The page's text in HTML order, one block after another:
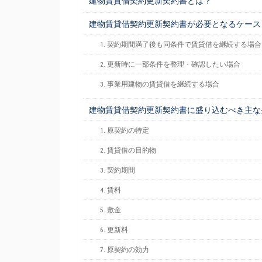
建物賃貸借契約更新契約書が必要となるケース
1. 契約期間満了後も同条件で賃貸借を継続する場合
2. 更新時に一部条件を整理・確認したい場合
3. 事業用建物の賃貸借を継続する場合
建物賃貸借契約更新契約書に盛り込むべき主
1. 原契約の特定
2. 賃貸借の目的物
3. 契約期間
4. 賃料
5. 敷金
6. 更新料
7. 原契約の効力